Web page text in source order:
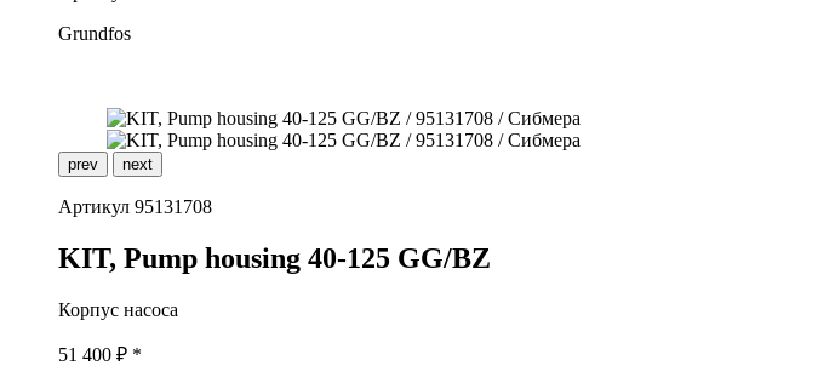
Grundfos
prev next
Артикул 95131708
KIT, Pump housing 40-125 GG/BZ
Корпус насоса
51 400 ₽ *